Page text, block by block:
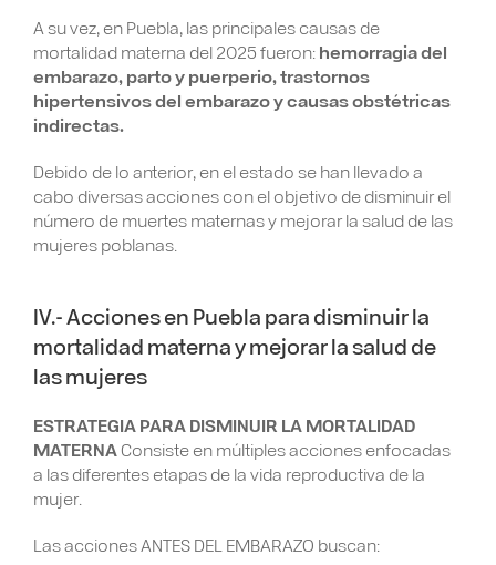
A su vez, en Puebla, las principales causas de
mortalidad materna del 2025 fueron:hemorragia del
embarazo, parto y puerperio, trastornos
hipertensivos del embarazo y causas obstétricas
indirectas.
Debido de lo anterior, en el estado se han llevado a
cabo diversas acciones con el objetivo de disminuir el
número de muertes maternas y mejorar la salud de las
mujeres poblanas.
IV.- Acciones en Puebla para disminuir la
mortalidad materna y mejorar la salud de
las mujeres
ESTRATEGIA PARA DISMINUIR LA MORTALIDAD
MATERNAConsiste en múltiples acciones enfocadas
a las diferentes etapas de la vida reproductiva de la
mujer.
Las acciones ANTES DEL EMBARAZO buscan: